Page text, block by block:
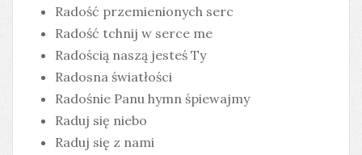
Radość przemienionych serc
Radość tchnij w serce me
Radością naszą jesteś Ty
Radosna światłości
Radośnie Panu hymn śpiewajmy
Raduj się niebo
Raduj się z nami